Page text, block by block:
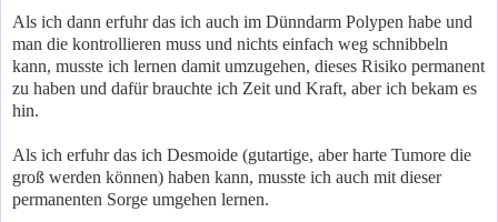
Als ich dann erfuhr das ich auch im Dünndarm Polypen habe und
man die kontrollieren muss und nichts einfach weg schnibbeln
kann, musste ich lernen damit umzugehen, dieses Risiko permanent
zu haben und dafür brauchte ich Zeit und Kraft, aber ich bekam es
hin.
Als ich erfuhr das ich Desmoide (gutartige, aber harte Tumore die
groß werden können) haben kann, musste ich auch mit dieser
permanenten Sorge umgehen lernen.